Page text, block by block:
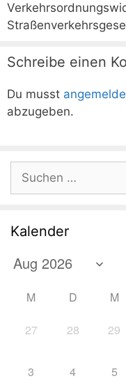
Schreibe einen
Du musst
abzugeben.
nach:
Kalender
M D M
27 28 29
3 4 5